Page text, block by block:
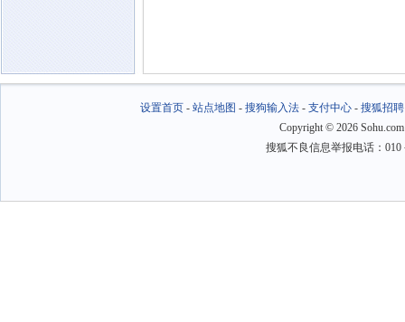
设置首页- 站点地图 - 搜狗输入法- 支付中心- 搜狐招聘
Copyright © 2026
搜狐不良信息举报电话：010